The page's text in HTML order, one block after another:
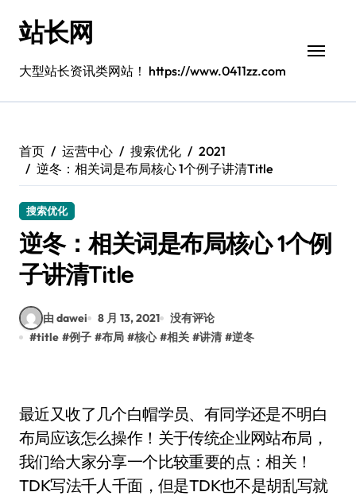
站长网
大型站长资讯类网站！ https://www.0411zz.com
首页 运营中心 搜索优化
2021
逆冬：相关词是布局核心 1个例子讲清Title
搜索优化
逆冬：相关词是布局核心 1个例
子讲清Title
由 dawei 8 月 13, 2021
没有评论
#title #例子 #布局 #核心 #相关 #讲清 #逆冬
最近又收了几个白帽学员、有同学还是不明白
布局应该怎么操作！关于传统企业网站布局，
我们给大家分享一个比较重要的点：相关！
TDK写法千人千面，但是TDK也不是胡乱写就